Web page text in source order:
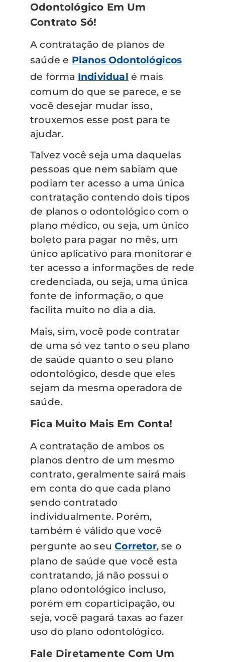
Odontológico Em Um
Contrato Só!
A contratação de planos de
saúde e Planos Odontológicos
de forma Individual é mais
comum do que se parece, e se
você desejar mudar isso,
trouxemos esse post para te
ajudar.
Talvez você seja uma daquelas
pessoas que nem sabiam que
podiam ter acesso a uma única
contratação contendo dois tipos
de planos o odontológico com o
plano médico, ou seja, um único
boleto para pagar no mês, um
único aplicativo para monitorar e
ter acesso a informações de rede
credenciada, ou seja, uma única
fonte de informação, o que
facilita muito no dia a dia.
Mais, sim, você pode contratar
de uma só vez tanto o seu plano
de saúde quanto o seu plano
odontológico, desde que eles
sejam da mesma operadora de
saúde.
Fica Muito Mais Em Conta!
A contratação de ambos os
planos dentro de um mesmo
contrato, geralmente sairá mais
em conta do que cada plano
sendo contratado
individualmente. Porém,
também é válido que você
pergunte ao seuCorretor, se o
plano de saúde que você esta
contratando, já não possui o
plano odontológico incluso,
porém em coparticipação, ou
seja, você pagará taxas ao fazer
uso do plano odontológico.
Fale Diretamente Com Um